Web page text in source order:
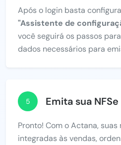
Após o login basta
"Assistente de
você seguirá os passos
dados necessários para
5 Emita sua
Pronto! Com o Actana,
integradas às vendas,